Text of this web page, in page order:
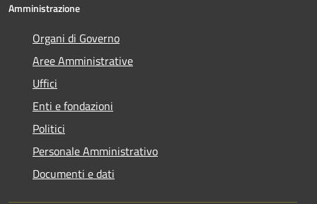
Amministrazione
Organi di Governo
Aree Amministrative
Uffici
Enti e fondazioni
Politici
Personale Amministrativo
Documenti e dati